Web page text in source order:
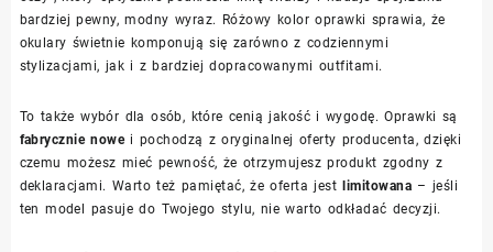
bardziej pewny, modny wyraz. Różowy kolor oprawki sprawia, że
okulary świetnie komponują się zarówno z codziennymi
stylizacjami, jak i z bardziej dopracowanymi outfitami.
To także wybór dla osób, które cenią jakość i wygodę. Oprawki są
fabrycznie nowei pochodzą z oryginalnej oferty producenta, dzięki
czemu możesz mieć pewność, że otrzymujesz produkt zgodny z
deklaracjami. Warto też pamiętać, że oferta jestlimitowana – jeśli
ten model pasuje do Twojego stylu, nie warto odkładać decyzji.